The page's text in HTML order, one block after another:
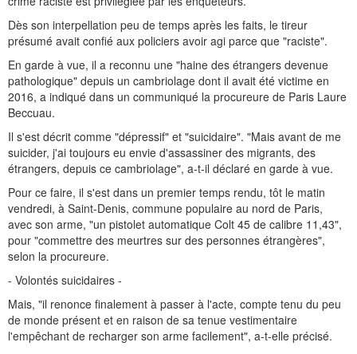
Dès son interpellation peu de temps après les faits, le tireur
présumé avait confié aux policiers avoir agi parce que "raciste".
En garde à vue, il a reconnu une "haine des étrangers devenue
pathologique" depuis un cambriolage dont il avait été victime en
2016, a indiqué dans un communiqué la procureure de Paris Laure
Beccuau.
Il s'est décrit comme "dépressif" et "suicidaire". "Mais avant de me
suicider, j'ai toujours eu envie d'assassiner des migrants, des
étrangers, depuis ce cambriolage", a-t-il déclaré en garde à vue.
Pour ce faire, il s'est dans un premier temps rendu, tôt le matin
vendredi, à Saint-Denis, commune populaire au nord de Paris,
avec son arme, "un pistolet automatique Colt 45 de calibre 11,43",
pour "commettre des meurtres sur des personnes étrangères",
selon la procureure.
- Volontés suicidaires -
Mais, "il renonce finalement à passer à l'acte, compte tenu du peu
de monde présent et en raison de sa tenue vestimentaire
l'empêchant de recharger son arme facilement", a-t-elle précisé.